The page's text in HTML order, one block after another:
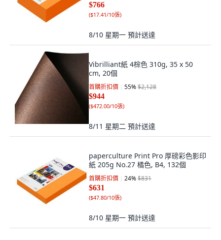
$766
($17.41/10張)
8/10 星期一 預計送達
Vibrilliant紙 4棕色 310g, 35 x 50
cm, 20個
首購折扣價 55%$2,128
$944
($472.00/10張)
8/11 星期二 預計送達
paperculture Print Pro 厚磅彩色影印
紙 205g No.27 橘色, B4, 132個
首購折扣價 24%$831
$631
($47.80/10張)
8/10 星期一 預計送達